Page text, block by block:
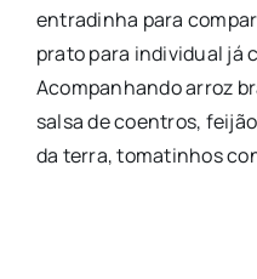
entradinha para
prato para individual já
Acompanhando arroz
salsa de coentros,
da terra, tomatinhos